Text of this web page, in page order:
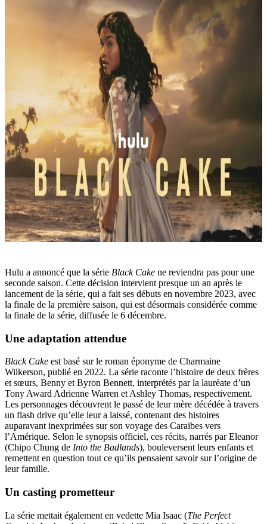
Hulu a annoncé que la série Black Cake ne reviendra pas pour une
seconde saison. Cette décision intervient presque un an après le
lancement de la série, qui a fait ses débuts en novembre 2023, avec
la finale de la première saison, qui est désormais considérée comme
la finale de la série, diffusée le 6 décembre.
Une adaptation attendue
Black Cake est basé sur le roman éponyme de Charmaine
Wilkerson, publié en 2022. La série raconte l’histoire de deux frères
et sœurs, Benny et Byron Bennett, interprétés par la lauréate d’un
Tony Award Adrienne Warren et Ashley Thomas, respectivement.
Les personnages découvrent le passé de leur mère décédée à travers
un flash drive qu’elle leur a laissé, contenant des histoires
auparavant inexprimées sur son voyage des Caraïbes vers
l’Amérique. Selon le synopsis officiel, ces récits, narrés par Eleanor
(Chipo Chung de Into the Badlands), bouleversent leurs enfants et
remettent en question tout ce qu’ils pensaient savoir sur l’origine de
leur famille.
Un casting prometteur
La série mettait également en vedette Mia Isaac (The Perfect